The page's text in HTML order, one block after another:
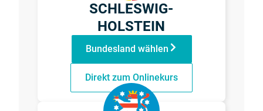
SCHLESWIG-
HOLSTEIN
Bundesland wählen
Direkt zum Onlinekurs